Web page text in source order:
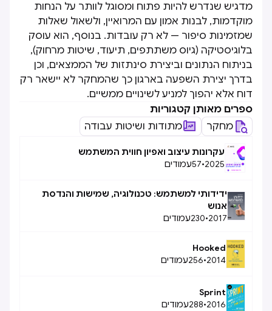
מדגיש שנדרש להיות פתוח ומסוגל לוותר על הנחות
מוקדמות, לבנות אמון עם המרואיין, ולשאול שאלות
שמזמינות סיפור — לא רק עובדות. בנוסף, הוא עוסק
בלוגיסטיקה (גיוס משתתפים, תיעוד, שיטות מרחוק),
בניתוח הנתונים וביצירת סינתזות של הממצאים, וכן
בדרך יצירת השפעה בארגון כך שהמחקר לא יישאר רק
דוח אלא יהפוך למניע לשינויים ממשיים.
ספרים מאותן קטגוריות
מחקר
מתודות ושיטות עבודה
עקרונות עיצוב ואפיון חווית המשתמש
2025
•
57עמודים
ידידותי למשתמש: טכנולוגיה, שמישות והנדסת
אנוש
2017
•
230עמודים
Hooked
2014
•
256עמודים
Sprint
2016
•
288עמודים